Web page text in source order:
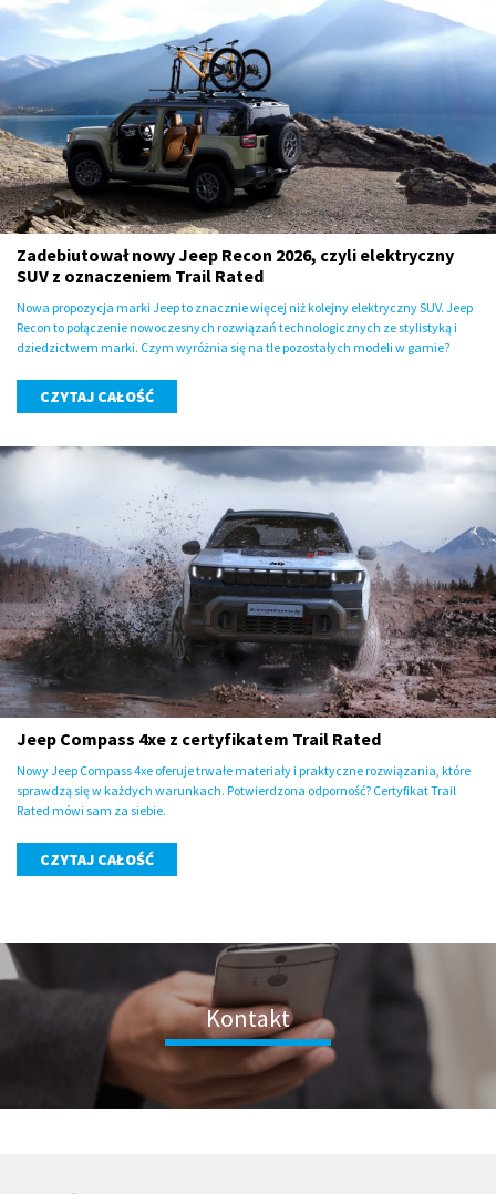
Zadebiutował nowy Jeep Recon 2026, czyli elektryczny
SUV z oznaczeniem Trail Rated
Nowa propozycja marki Jeep to znacznie więcej niż kolejny elektryczny SUV. Jeep
Recon to połączenie nowoczesnych rozwiązań technologicznych ze stylistyką i
dziedzictwem marki. Czym wyróżnia się na tle pozostałych modeli w gamie?
CZYTAJ CAŁOŚĆ
Jeep Compass 4xe z certyfikatem Trail Rated
Nowy Jeep Compass 4xe oferuje trwałe materiały i praktyczne rozwiązania, które
sprawdzą się w każdych warunkach. Potwierdzona odporność? Certyfikat Trail
Rated mówi sam za siebie.
CZYTAJ CAŁOŚĆ
Kontakt